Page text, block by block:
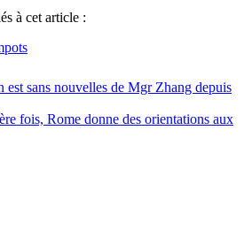
à cet article :
est sans nouvelles de Mgr Zhang depuis
fois, Rome donne des orientations aux